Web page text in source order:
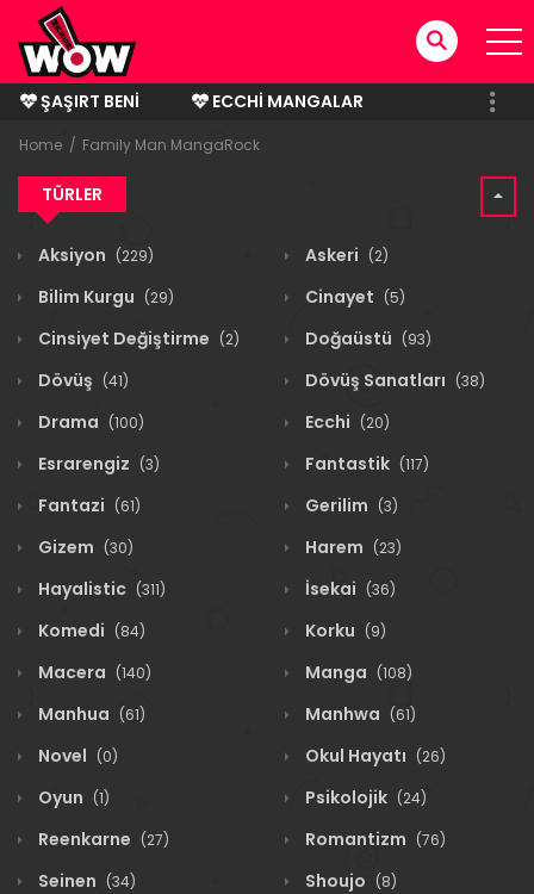
ŞAŞIRT BENI
ECCHI MANGALAR
BITMIŞ MANGALAR
Home Family Man MangaRock
TÜRLER
Aksiyon (229) Askeri (2)
Bilim Kurgu (29) Cinayet (5)
Cinsiyet Değiştirme (2) Doğaüstü (93)
Dövüş (41) Dövüş Sanatları (38)
Drama (100) Ecchi (20)
Esrarengiz (3) Fantastik (117)
Fantazi (61) Gerilim (3)
Gizem (30) Harem (23)
Hayalistic (311) İsekai (36)
Komedi (84) Korku (9)
Macera (140) Manga (108)
Manhua (61) Manhwa (61)
Novel (0) Okul Hayatı (26)
Oyun (1) Psikolojik (24)
Reenkarne (27) Romantizm (76)
Seinen (34) Shoujo (8)